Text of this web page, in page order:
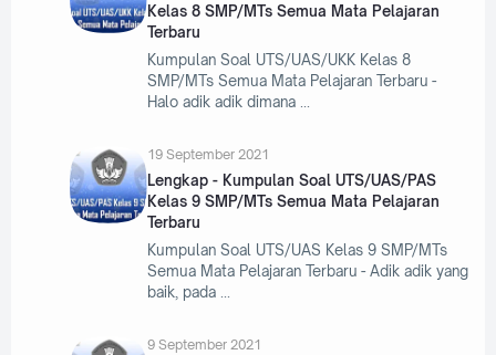
Kelas 8 SMP/MTs Semua Mata Pelajaran
Terbaru
Kumpulan Soal UTS/UAS/UKK Kelas 8
SMP/MTs Semua Mata Pelajaran Terbaru -
Halo adik adik dimana
19 September 2021
Lengkap - Kumpulan Soal UTS/UAS/PAS
Kelas 9 SMP/MTs Semua Mata Pelajaran
Terbaru
Kumpulan Soal UTS/UAS Kelas 9 SMP/MTs
Semua Mata Pelajaran Terbaru - Adik adik yang
baik, pada
9 September 2021